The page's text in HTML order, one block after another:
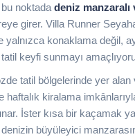
noktada deniz
girer. Villa Runner
yalnızca konaklama değil,
keyfi sunmayı
tatil bölgelerinde yer alan
haftalık kiralama
İster kısa bir kaçamak
denizin büyüleyici